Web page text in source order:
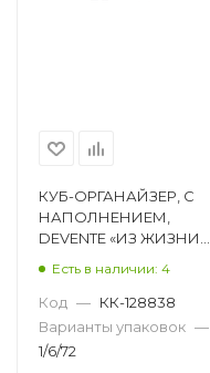
КУБ-ОРГАНАЙЗЕР, С
НАПОЛНЕНИЕМ,
DEVENTE «ИЗ ЖИЗНИ
ЗЕЛЕНЫЙ 4102217
Есть в наличии: 4
Код — КК-128838
Варианты упаковок —
1/6/72